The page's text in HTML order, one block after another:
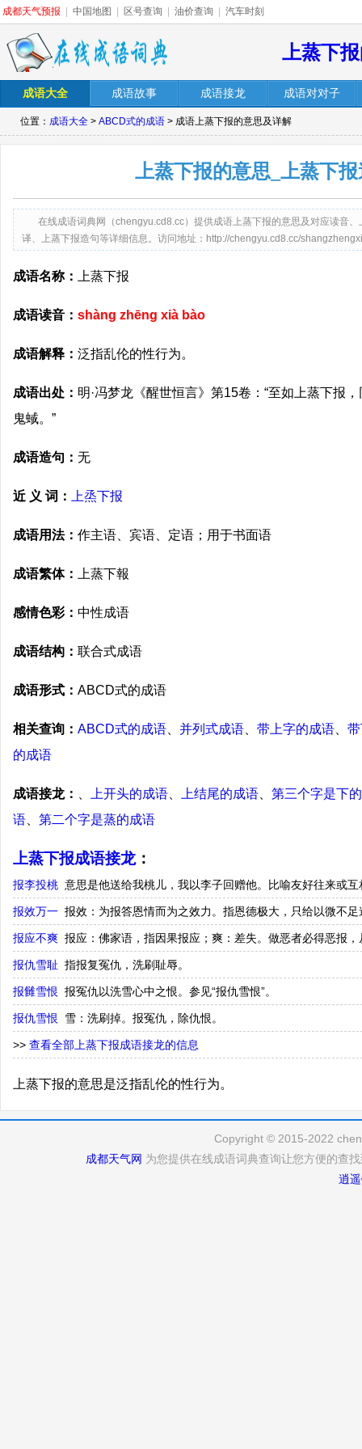
成都天气预报 中国地图 区号查询 油价查询 汽车时刻
上蒸下
成语大全 成语故事 成语接龙 成语对对子
位置： 成语大全 > ABCD式的成语 > 成语上蒸下报的意思及详解
上蒸下报的意思_上蒸下
在线成语词典网（chengyu.cd8.cc）提供成语上蒸下报的意思及对应读音
译、上蒸下报造句等详细信息。访问地址：http://chengyu.cd8.cc/
成语名称： 上蒸下报
成语读音： shàng zhēng xià bào
成语解释： 泛指乱伦的性行为。
成语出处： 明·冯梦龙《醒世恒言》第15卷：“至如上蒸下报
鬼蜮。”
成语造句： 无
近 义 词： 上烝下报
成语用法： 作主语、宾语、定语；用于书面语
成语繁体： 上蒸下報
感情色彩： 中性成语
成语结构： 联合式成语
成语形式： ABCD式的成语
相关查询： ABCD式的成语 并列式成语 带上字的成语
的成语
成语接龙： 上开头的成语 上结尾的成语
第三个字是下
语
第二个字是蒸的成语
上蒸下报成语接龙：
报李投桃 意思是他送给我桃儿，我以李子回赠他。比喻友好往来或
报效万一 报效：为报答恩情而为之效力。指恩德极大，只给以微不足
报应不爽 报应：佛家语，指因果报应；爽：差失。做恶者必得恶报
报仇雪耻 指报复冤仇，洗刷耻辱。
报雠雪恨 报冤仇以洗雪心中之恨。参见“报仇雪恨”。
报仇雪恨 雪：洗刷掉。报冤仇，除仇恨。
>> 查看全部上蒸下报成语接龙的信息
上蒸下报的意思是泛指乱伦的性行为。
Copyright © 2015-2022
成都天气网 为您提供在线成语词典查询让您方便的查
逍